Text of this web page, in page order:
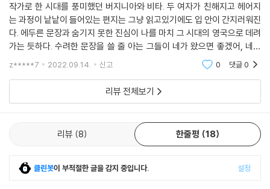
작가로 한 시대를 풍미했던 버지니아와 비타. 두 여자가 친해지고 헤어지
는 과정이 낱낱이 들어있는 편지는 그냥 읽고있기에도 입 안이 간지러워진
다. 에두른 문장과 숨기지 못한 진심이 나를 마치 그 시대의 영국으로 데려
가는 듯하다. 수려한 문장을 쓸 줄 아는 그들이 네가 왔으면 좋겠어, 네가
보고 싶었어- 라고 단조롭게, 그러나 더할 나위 없는 진심으로 써놓은 고
z*****7 2022.09.14. 신고 0 댓글0
리뷰 전체보기
리뷰 8 한줄평 18
클린봇이 부적절한 글을 감지 중입니다. 설정